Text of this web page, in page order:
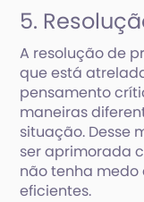
5.
A resolução de
que está
pensamento
maneiras
situação. Desse
ser aprimorada
não tenha medo
eficientes.